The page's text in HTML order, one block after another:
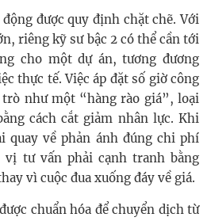
được quy định chặt chẽ. Với
riêng kỹ sư bậc 2 có thể cần tới
cho một dự án, tương đương
thực tế. Việc áp đặt số giờ công
như một “hàng rào giá”, loại
cách cắt giảm nhân lực. Khi
quay về phản ánh đúng chi phí
vị tư vấn phải cạnh tranh bằng
vì cuộc đua xuống đáy về giá.
chuẩn hóa để chuyển dịch từ